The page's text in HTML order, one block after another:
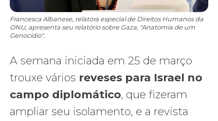
Francesca Albanese, relatora especial de Direitos Humanos da
ONU, apresenta seu relatório sobre Gaza, "Anatomia de um
Genocídio".
A semana iniciada em 25 de março
trouxe vários reveses para Israel no
campo diplomático, que fizeram
ampliar seu isolamento, e a revista